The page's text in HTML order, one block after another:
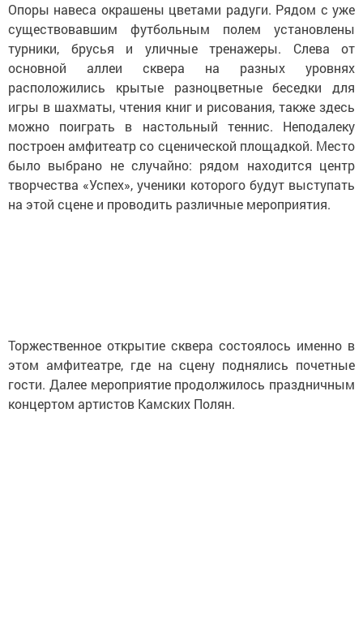
Опоры навеса окрашены цветами радуги. Рядом с уже
существовавшим футбольным полем установлены
турники, брусья и уличные тренажеры. Слева от
основной аллеи сквера на разных уровнях
расположились крытые разноцветные беседки для
игры в шахматы, чтения книг и рисования, также здесь
можно поиграть в настольный теннис. Неподалеку
построен амфитеатр со сценической площадкой. Место
было выбрано не случайно: рядом находится центр
творчества «Успех», ученики которого будут выступать
на этой сцене и проводить различные мероприятия.
Торжественное открытие сквера состоялось именно в
этом амфитеатре, где на сцену поднялись почетные
гости. Далее мероприятие продолжилось праздничным
концертом артистов Камских Полян.